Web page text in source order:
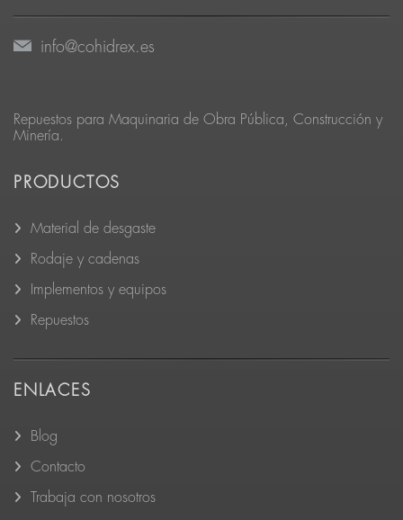
info@cohidrex.es
Repuestos para Maquinaria de Obra Pública, Construcción y
Minería.
PRODUCTOS
Material de desgaste
Rodaje y cadenas
Implementos y equipos
Repuestos
ENLACES
Blog
Contacto
Trabaja con nosotros